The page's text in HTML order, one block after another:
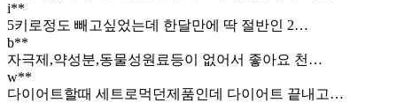
i**
5키로정도 빼고싶었는데 한달만에 딱 절반인 2…
b**
자극제,약성분,동물성원료등이 없어서 좋아요 천…
w**
다이어트할때 세트로먹던제품인데 다이어트 끝내고…